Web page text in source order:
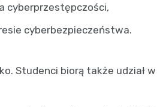
cyberprzestępczości,
cyberbezpieczeństwa.
Studenci biorą także udział